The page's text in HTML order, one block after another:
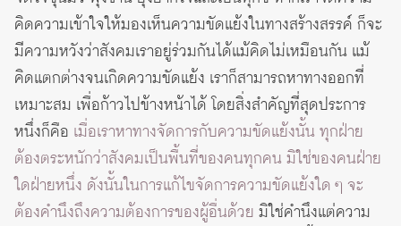
คิดความเข้าใจให้มองเห็นความขัดแย้งในทางสร้างสรรค์ ก็จะ
มีความหวังว่าสังคมเราอยู่ร่วมกันได้แม้คิดไม่เหมือนกัน แม้
คิดแตกต่างจนเกิดความขัดแย้ง เราก็สามารถหาทางออกที่
เหมาะสม เพื่อก้าวไปข้างหน้าได้ โดยสิ่งสำคัญที่สุดประการ
หนึ่งก็คือ เมื่อเราหาทางจัดการกับความขัดแย้งนั้น ทุกฝ่าย
ต้องตระหนักว่าสังคมเป็นพื้นที่ของคนทุกคน มิใช่ของคนฝ่าย
ใดฝ่ายหนึ่ง ดังนั้นในการแก้ไขจัดการความขัดแย้งใด ๆ จะ
ต้องคำนึงถึงความต้องการของผู้อื่นด้วย มิใช่คำนึงแต่ความ